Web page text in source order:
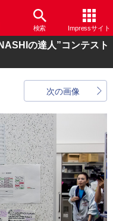
検索 Impressサイト
の達人”コンテスト
次の画像